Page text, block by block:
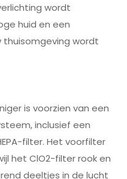
wordt
huid en een
thuisomgeving wordt
is voorzien van een
inclusief een
filter. Het voorfilter
het ClO2-filter rook en
deeltjes in de lucht